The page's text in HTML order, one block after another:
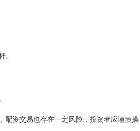
配资交易也存在一定风险，投资者应谨慎操